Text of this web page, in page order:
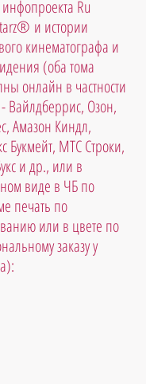
инфопроекта Ru
и истории
кинематографа и
(оба тома
онлайн в частности
- Вайлдберрис, Озон,
Амазон Киндл,
Букмейт, МТС Строки,
и др., или в
виде в ЧБ по
печать по
или в цвете по
заказу у